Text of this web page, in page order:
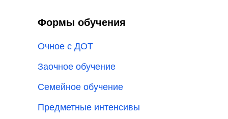
Формы обучения
Заочное обучение
Очное с ДОТ
Семейное обучение
Предметные интенсивы